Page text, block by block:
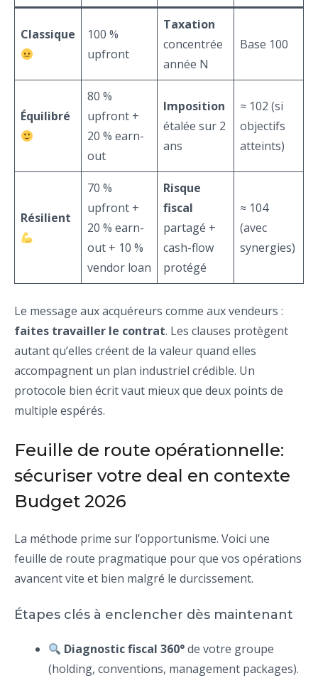
Classique
100 %
upfront
Taxation
concentrée
année N
Base 100
Équilibré
80 %
upfront +
20 % earn-
out
Imposition
étalée sur 2
ans
≈ 102 (si
objectifs
atteints)
Résilient
70 %
upfront +
20 % earn-
out + 10 %
vendor loan
Risque
fiscal
partagé +
cash-flow
protégé
≈ 104
(avec
synergies)
Le message aux acquéreurs comme aux vendeurs :
faites travailler le contrat. Les clauses protègent
autant qu’elles créent de la valeur quand elles
accompagnent un plan industriel crédible. Un
protocole bien écrit vaut mieux que deux points de
multiple espérés.
Feuille de route opérationnelle:
sécuriser votre deal en contexte
Budget 2026
La méthode prime sur l’opportunisme. Voici une
feuille de route pragmatique pour que vos opérations
avancent vite et bien malgré le durcissement.
Étapes clés à enclencher dès maintenant
Diagnostic fiscal 360°de votre groupe
(holding, conventions, management packages).